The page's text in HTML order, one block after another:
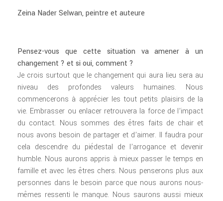
Zeina Nader Selwan, peintre et auteure
Pensez-vous que cette situation va amener à un
changement ? et si oui, comment ?
Je crois surtout que le changement qui aura lieu sera au
niveau des profondes valeurs humaines. Nous
commencerons à apprécier les tout petits plaisirs de la
vie. Embrasser ou enlacer retrouvera la force de l’impact
du contact. Nous sommes des êtres faits de chair et
nous avons besoin de partager et d’aimer. Il faudra pour
cela descendre du piédestal de l’arrogance et devenir
humble. Nous aurons appris à mieux passer le temps en
famille et avec les êtres chers. Nous penserons plus aux
personnes dans le besoin parce que nous aurons nous-
mêmes ressenti le manque. Nous saurons aussi mieux